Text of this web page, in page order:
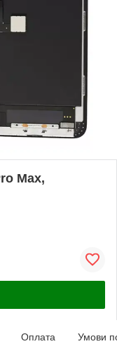
Max,
Оплата Умови